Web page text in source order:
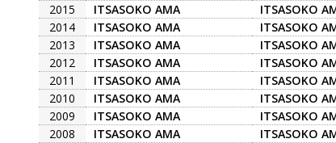
2015
ITSASOKO AMA
ITSASOKO
2014
ITSASOKO AMA
ITSASOKO
2013
ITSASOKO AMA
ITSASOKO
2012
ITSASOKO AMA
ITSASOKO
2011
ITSASOKO AMA
ITSASOKO
2010
ITSASOKO AMA
ITSASOKO
2009
ITSASOKO AMA
ITSASOKO
2008
ITSASOKO AMA
ITSASOKO